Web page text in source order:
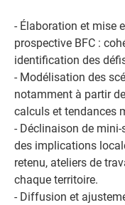
- Élaboration et mise
prospective BFC :
identification des
- Modélisation des
notamment à partir
calculs et tendances
- Déclinaison de
des implications
retenu, ateliers de
chaque territoire.
- Diffusion et